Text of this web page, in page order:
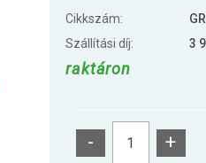
Gorilla
Gorilla
Cikkszám:
Szállítási díj:
3
raktáron
- +